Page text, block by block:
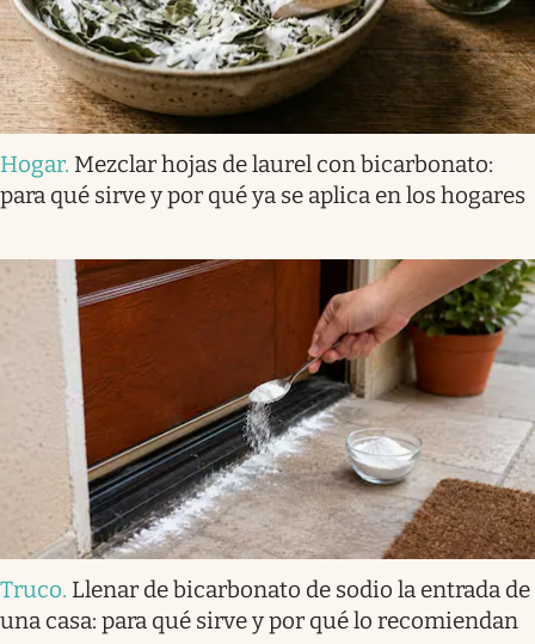
Hogar. Mezclar hojas de laurel con bicarbonato:
para qué sirve y por qué ya se aplica en los hogares
Truco. Llenar de bicarbonato de sodio la entrada de
una casa: para qué sirve y por qué lo recomiendan